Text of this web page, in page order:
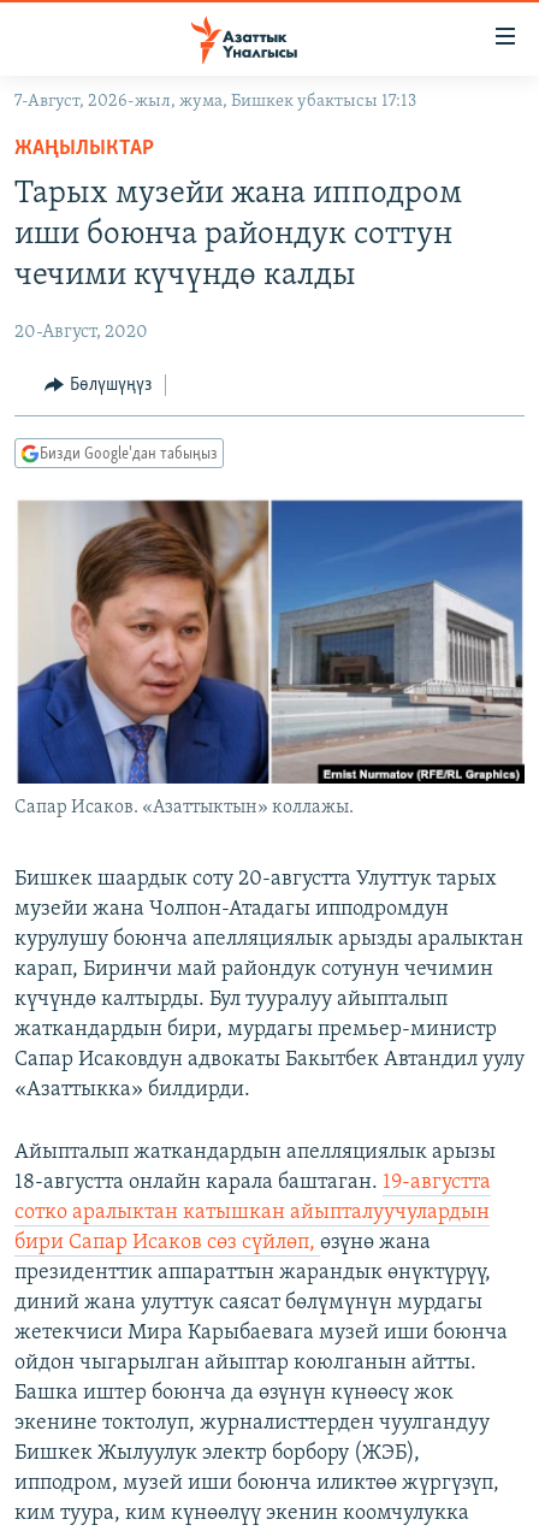
Навигацияга
өтүңүз
Издөөгө
салыңызКЫРГЫЗСТАН
МАДАНИЯТ
ДҮЙНӨ
ТВ ПРОГРАММАЛАР
БҮГҮН АЗАТТЫКТА
ЭЖЕ-СИҢДИЛЕР
АЗАТТЫК+
ЫҢГАЙСЫЗ СУРООЛОР
ПОДКАСТ
Русский
ОНЛАЙН ШЕРИНЕ
ЭЕ/АРнун бардык сайттары
7-Август, 2026-жыл, жума, Бишкек убактысы 17:13
ЖАҢЫЛЫКТАР
Тарых музейи жана ипподром
иши боюнча райондук соттун
чечими күчүндө калды
20-Август, 2020
Бөлүшүңүз
Бизди Google'дан табыңыз
Сапар Исаков. «Азаттыктын» коллажы.
Бишкек шаардык соту 20-августта Улуттук тарых
музейи жана Чолпон-Атадагы ипподромдун
курулушу боюнча апелляциялык арызды аралыктан
карап, Биринчи май райондук сотунун чечимин
күчүндө калтырды. Бул тууралуу айыпталып
жаткандардын бири, мурдагы премьер-министр
Сапар Исаковдун адвокаты Бакытбек Автандил уулу
«Азаттыкка» билдирди.
Айыпталып жаткандардын апелляциялык арызы
18-августта онлайн карала баштаган. 19-августта
сотко аралыктан катышкан айыпталуучулардын
бири Сапар Исаков сөз сүйлөп, өзүнө жана
президенттик аппараттын жарандык өнүктүрүү,
диний жана улуттук саясат бөлүмүнүн мурдагы
жетекчиси Мира Карыбаевага музей иши боюнча
ойдон чыгарылган айыптар коюлганын айтты.
Башка иштер боюнча да өзүнүн күнөөсү жок
экенине токтолуп, журналисттерден чуулгандуу
Бишкек Жылуулук электр борбору (ЖЭБ),
ипподром, музей иши боюнча иликтөө жүргүзүп,
ким туура, ким күнөөлүү экенин коомчулукка